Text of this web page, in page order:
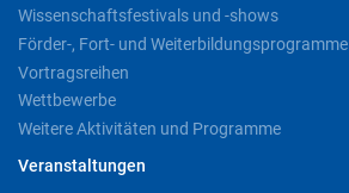
Wissenschaftsfestivals und -shows
Förder-, Fort- und Weiterbildungsprogramme
Vortragsreihen
Wettbewerbe
Weitere Aktivitäten und Programme
Veranstaltungen